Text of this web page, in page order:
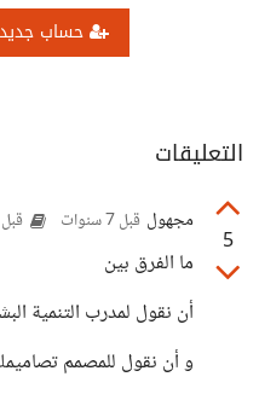
حساب جديد
التعليقات
5
مجهول قبل 7 سنوات قبل 7 سنوات
ما الفرق بين
أن نقول لمدرب التنمية
و أن نقول للمصمم